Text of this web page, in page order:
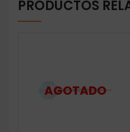
PRODUCTOS